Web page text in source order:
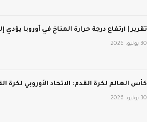
تقرير | ارتفاع درجة حرارة المناخ في أوروبا يؤدي
30 يوليو، 2026
كأس العالم لكرة القدم: الاتحاد الأوروبي لكرة
30 يوليو، 2026